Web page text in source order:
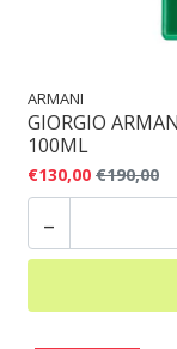
ARMANI
GIORGIO
100ML
€130,00 €190,00
-